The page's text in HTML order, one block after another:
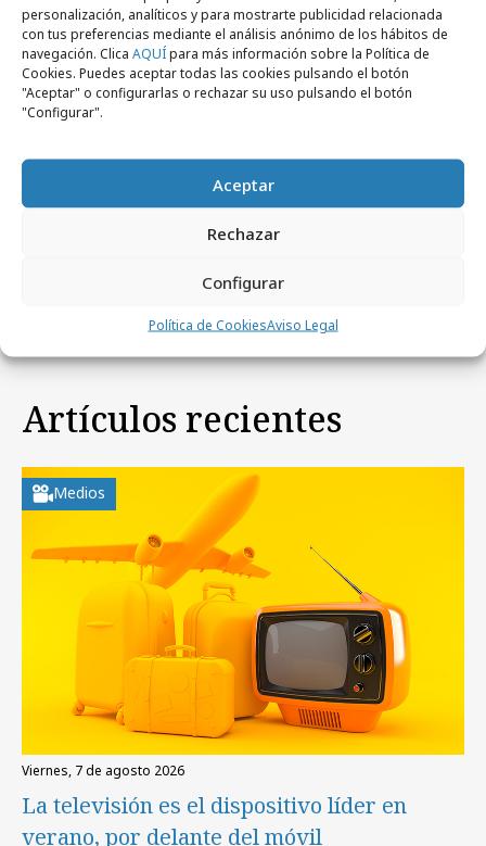
personalización, analíticos y para mostrarte publicidad relacionada
con tus preferencias mediante el análisis anónimo de los hábitos de
navegación. Clica AQUÍpara más información sobre la Política de
Cookies. Puedes aceptar todas las cookies pulsando el botón
"Aceptar" o configurarlas o rechazar su uso pulsando el botón
"Configurar".
Aceptar
Rechazar
Configurar
Política de CookiesAviso Legal
martes, 12 de septiembre 2023
Artículos recientes
Medios
viernes, 7 de agosto 2026
La televisión es el dispositivo líder en
verano, por delante del móvil